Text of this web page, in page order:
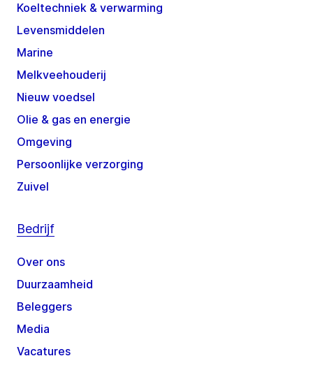
Koeltechniek & verwarming
Levensmiddelen
Marine
Melkveehouderij
Nieuw voedsel
Olie & gas en energie
Omgeving
Persoonlijke verzorging
Zuivel
Bedrijf
Over ons
Duurzaamheid
Beleggers
Media
Vacatures